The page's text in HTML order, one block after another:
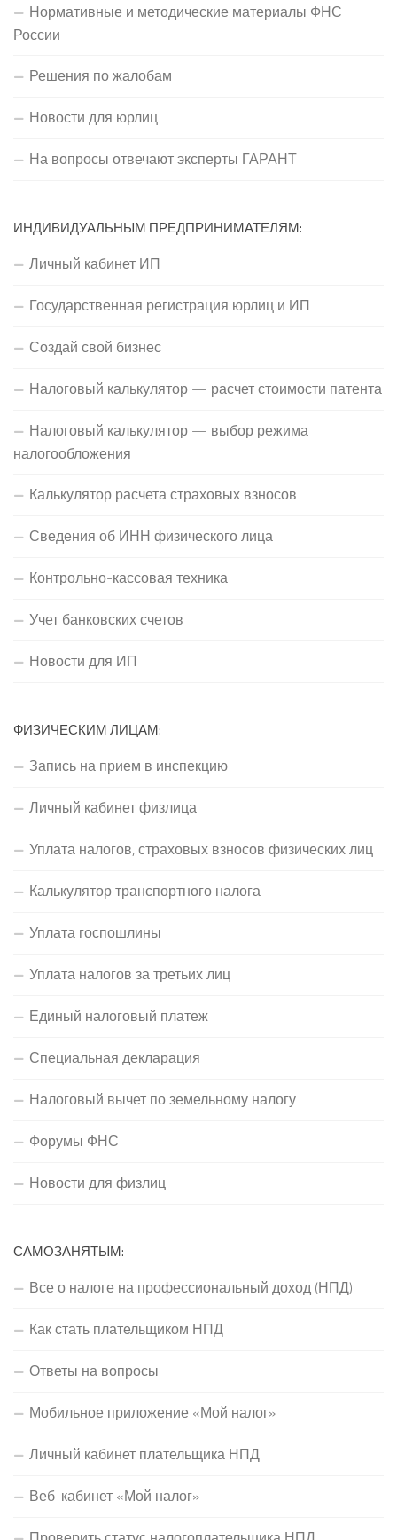
Нормативные и методические материалы ФНС
России
Решения по жалобам
Новости для юрлиц
На вопросы отвечают эксперты ГАРАНТ
ИНДИВИДУАЛЬНЫМ ПРЕДПРИНИМАТЕЛЯМ:
Личный кабинет ИП
Государственная регистрация юрлиц и ИП
Создай свой бизнес
Налоговый калькулятор — расчет стоимости патента
Налоговый калькулятор — выбор режима
налогообложения
Калькулятор расчета страховых взносов
Сведения об ИНН физического лица
Контрольно-кассовая техника
Учет банковских счетов
Новости для ИП
ФИЗИЧЕСКИМ ЛИЦАМ:
Запись на прием в инспекцию
Личный кабинет физлица
Уплата налогов, страховых взносов физических лиц
Калькулятор транспортного налога
Уплата госпошлины
Уплата налогов за третьих лиц
Единый налоговый платеж
Специальная декларация
Налоговый вычет по земельному налогу
Форумы ФНС
Новости для физлиц
САМОЗАНЯТЫМ:
Все о налоге на профессиональный доход (НПД)
Как стать плательщиком НПД
Ответы на вопросы
Мобильное приложение «Мой налог»
Личный кабинет плательщика НПД
Веб-кабинет «Мой налог»